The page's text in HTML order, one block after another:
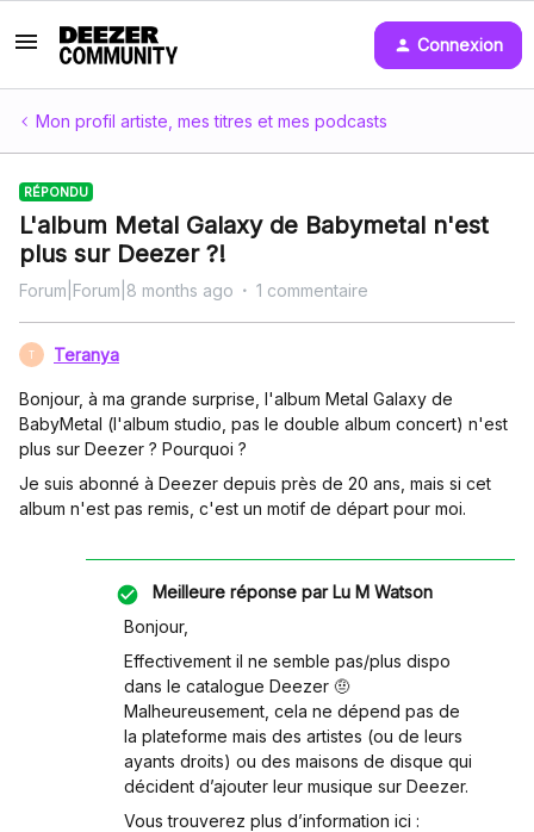
Connexion
Mon profil artiste, mes titres et mes podcasts
RÉPONDU
L'album Metal Galaxy de Babymetal n'est
plus sur Deezer ?!
Forum|Forum|8 months ago 1 commentaire
T Teranya
Bonjour, à ma grande surprise, l'album Metal Galaxy de
BabyMetal (l'album studio, pas le double album concert) n'est
plus sur Deezer ? Pourquoi ?
Je suis abonné à Deezer depuis près de 20 ans, mais si cet
album n'est pas remis, c'est un motif de départ pour moi.
Meilleure réponse parLu M Watson
Bonjour,
Effectivement il ne semble pas/plus dispo
dans le catalogue Deezer 🤨
Malheureusement, cela ne dépend pas de
la plateforme mais des artistes (ou de leurs
ayants droits) ou des maisons de disque qui
décident d’ajouter leur musique sur Deezer.
Vous trouverez plus d’information ici :